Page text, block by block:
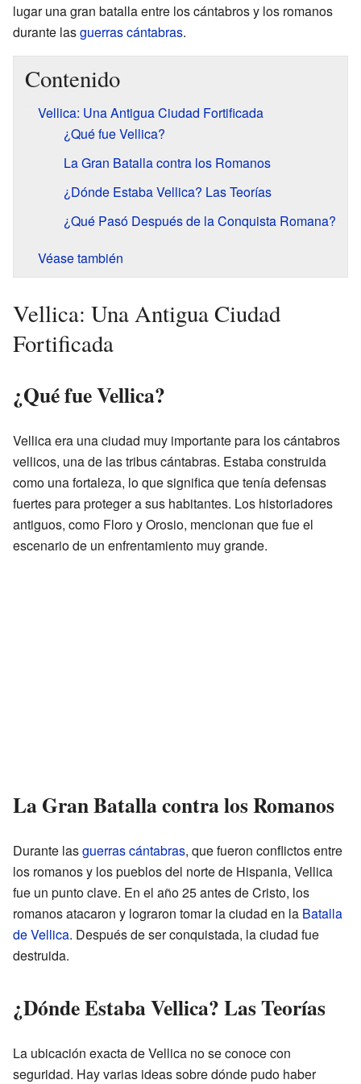
lugar una gran batalla entre los cántabros y los romanos
durante lasguerras cántabras.
Contenido
Vellica: Una Antigua Ciudad Fortificada
¿Qué fue Vellica?
La Gran Batalla contra los Romanos
¿Dónde Estaba Vellica? Las Teorías
¿Qué Pasó Después de la Conquista Romana?
Véase también
Vellica: Una Antigua Ciudad
Fortificada
¿Qué fue Vellica?
Vellica era una ciudad muy importante para los cántabros
vellicos, una de las tribus cántabras. Estaba construida
como una fortaleza, lo que significa que tenía defensas
fuertes para proteger a sus habitantes. Los historiadores
antiguos, como Floro y Orosio, mencionan que fue el
escenario de un enfrentamiento muy grande.
La Gran Batalla contra los Romanos
Durante lasguerras cántabras, que fueron conflictos entre
los romanos y los pueblos del norte de Hispania, Vellica
fue un punto clave. En el año 25 antes de Cristo, los
romanos atacaron y lograron tomar la ciudad en la Batalla
de Vellica. Después de ser conquistada, la ciudad fue
destruida.
¿Dónde Estaba Vellica? Las Teorías
La ubicación exacta de Vellica no se conoce con
seguridad. Hay varias ideas sobre dónde pudo haber